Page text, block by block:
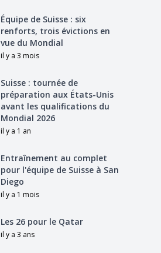
Équipe de Suisse : six
renforts, trois évictions en
vue du Mondial
il y a 3 mois
Suisse : tournée de
préparation aux États-Unis
avant les qualifications du
Mondial 2026
il y a 1 an
Entraînement au complet
pour l'équipe de Suisse à San
Diego
il y a 1 mois
Les 26 pour le Qatar
il y a 3 ans